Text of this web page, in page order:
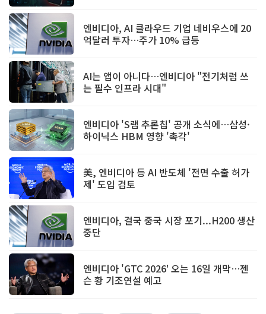
엔비디아, AI 클라우드 기업 네비우스에 20
억달러 투자…주가 10% 급등
AI는 앱이 아니다…엔비디아 "전기처럼 쓰
는 필수 인프라 시대"
엔비디아 'S램 추론칩' 공개 소식에…삼성·
하이닉스 HBM 영향 '촉각'
美, 엔비디아 등 AI 반도체 '전면 수출 허가
제' 도입 검토
엔비디아, 결국 중국 시장 포기...H200 생산
중단
엔비디아 'GTC 2026' 오는 16일 개막…젠
슨 황 기조연설 예고